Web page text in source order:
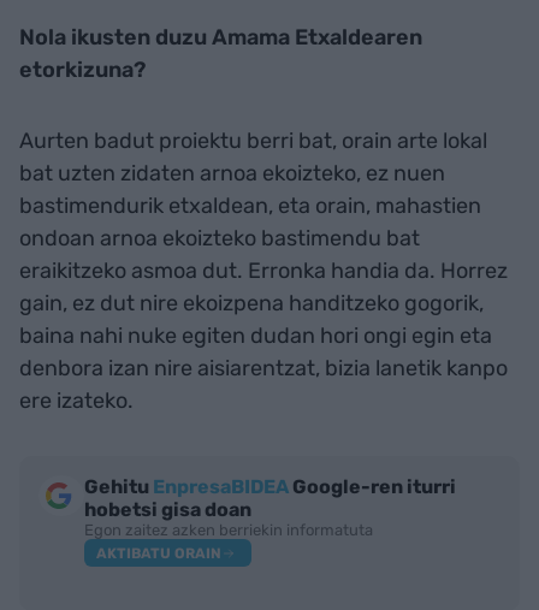
Nola ikusten duzu Amama Etxaldearen
etorkizuna?
Aurten badut proiektu berri bat, orain arte lokal
bat uzten zidaten arnoa ekoizteko, ez nuen
bastimendurik etxaldean, eta orain, mahastien
ondoan arnoa ekoizteko bastimendu bat
eraikitzeko asmoa dut. Erronka handia da. Horrez
gain, ez dut nire ekoizpena handitzeko gogorik,
baina nahi nuke egiten dudan hori ongi egin eta
denbora izan nire aisiarentzat, bizia lanetik kanpo
ere izateko.
Gehitu EnpresaBIDEA Google-ren iturri
hobetsi gisa doan
Egon zaitez azken berriekin informatuta
AKTIBATU ORAIN